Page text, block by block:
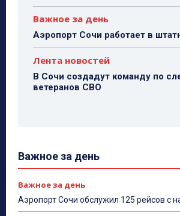
Важное за день
Аэропорт Сочи работает в
Лента новостей
В Сочи создадут команду по
ветеранов СВО
Важное за день
Важное за день
Аэропорт Сочи обслужил 125 рейсов с